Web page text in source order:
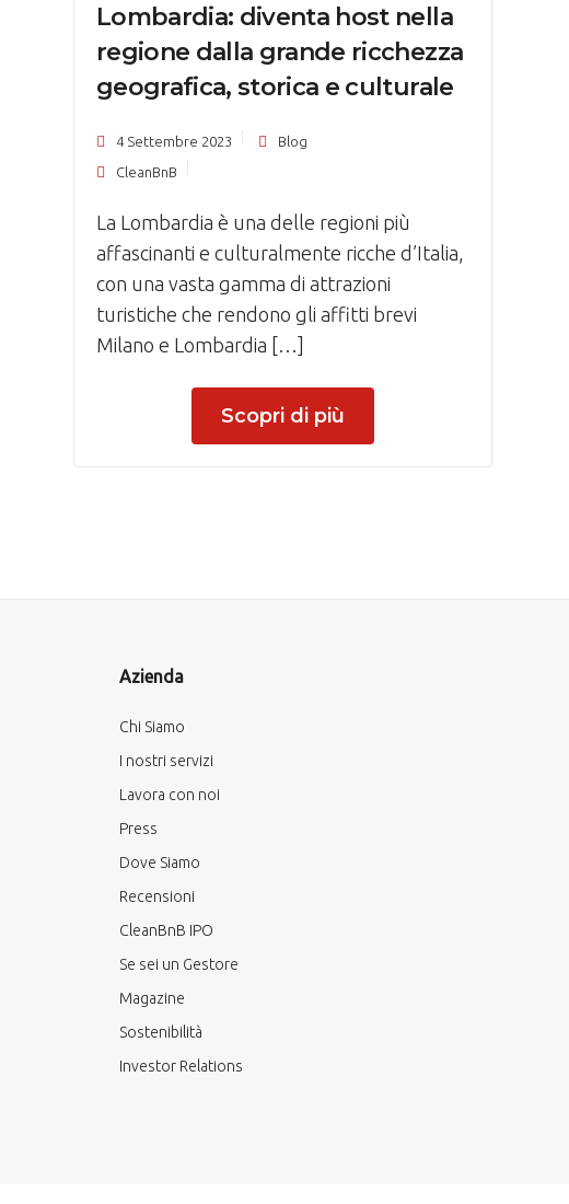
Lombardia: diventa host nella
regione dalla grande ricchezza
geografica, storica e culturale
4 Settembre 2023
Blog
CleanBnB
La Lombardia è una delle regioni più
affascinanti e culturalmente ricche d’Italia,
con una vasta gamma di attrazioni
turistiche che rendono gli affitti brevi
Milano e Lombardia […]
Scopri di più
Azienda
Chi Siamo
I nostri servizi
Lavora con noi
Press
Dove Siamo
Recensioni
CleanBnB IPO
Se sei un Gestore
Magazine
Sostenibilità
Investor Relations